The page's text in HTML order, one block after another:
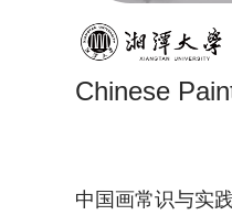
Chinese
中国画常识与实